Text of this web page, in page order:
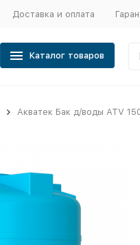
Доставка и оплата
Каталог товаров
Акватек Бак д/воды ATV